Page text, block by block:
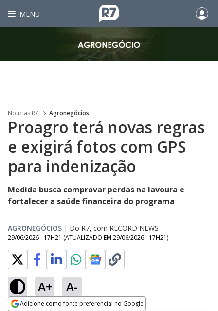
MENU
Noticias R7 Agronegócios
Proagro terá novas regras
e exigirá fotos com GPS
para indenização
Medida busca comprovar perdas na lavoura e
fortalecer a saúde financeira do programa
AGRONEGÓCIOS | Do R7, com RECORD NEWS
29/06/2026 - 17H21 (ATUALIZADO EM 29/06/2026 - 17H21)
A+ A-
Adicione como fonte preferencial no Google